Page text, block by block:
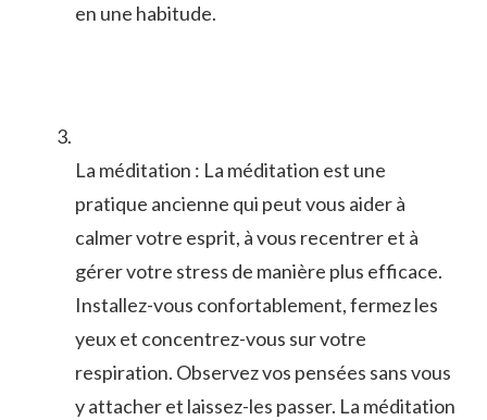
en une habitude.
La méditation : La méditation est une
pratique ancienne qui peut vous aider à
calmer votre esprit, à vous recentrer et à
‌gérer votre⁤ stress de manière plus efficace.
Installez-vous confortablement, fermez les
yeux et concentrez-vous sur votre
respiration. Observez vos pensées sans vous
y attacher et laissez-les passer. La​ méditation